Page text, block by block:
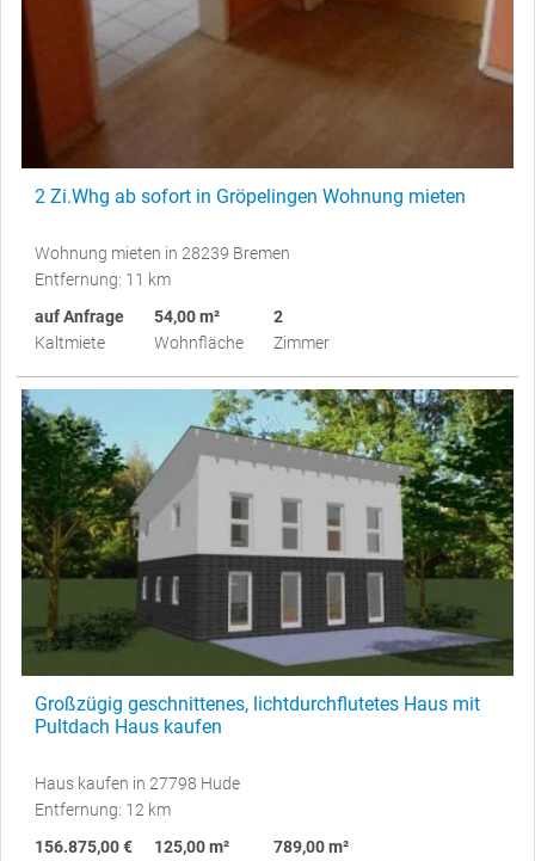
2 Zi.Whg ab sofort in Gröpelingen Wohnung mieten
Wohnung mieten in 28239 Bremen
Entfernung: 11 km
auf Anfrage
Kaltmiete
54,00 m²
Wohnfläche
2
Zimmer
Großzügig geschnittenes, lichtdurchflutetes Haus mit
Pultdach Haus kaufen
Haus kaufen in 27798 Hude
Entfernung: 12 km
156.875,00 €
125,00 m²
789,00 m²